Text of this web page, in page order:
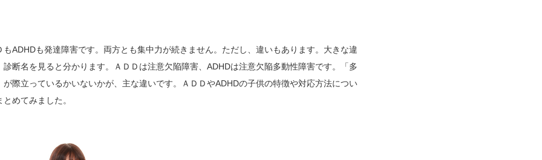
もADHDも発達障害です。両方とも集中力が続きません。ただし、違いもあります。大きな違
診断名を見ると分かります。ＡＤＤは注意欠陥障害、ADHDは注意欠陥多動性障害です。「多
が際立っているかいないかが、主な違いです。ＡＤＤやADHDの子供の特徴や対応方法につい
とめてみました。